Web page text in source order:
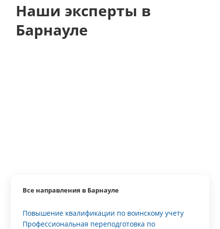
Наши эксперты в
Барнауле
Все направления в Барнауле
Повышение квалификации по воинскому учету
Профессиональная переподготовка по